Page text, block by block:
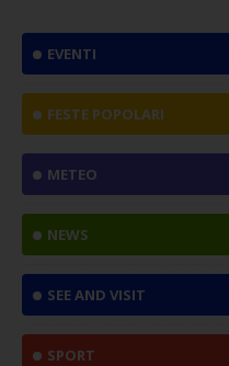
EVENTI
FESTE POPOLARI
METEO
NEWS
SEE AND VISIT
SPORT